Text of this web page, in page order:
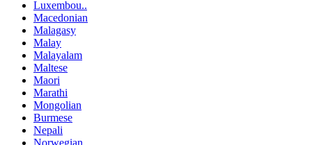
Luxembou..
Macedonian
Malagasy
Malay
Malayalam
Maltese
Maori
Marathi
Mongolian
Burmese
Nepali
Norwegian